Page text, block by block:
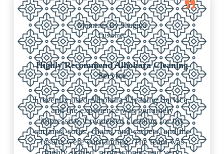
Moments By Shagufa
Customer
Highly Recommend Alhohara Cleaning
Service
I recently used Alhohara Cleaning Service,
and the experience was genuinely
impressive. I requested cleaning for my
curtains, sofas, chairs, and carpets, and the
results were outstanding. The team was
highly skilled, professional, and very